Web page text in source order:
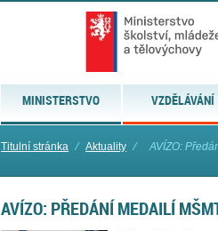
MINISTERSTVO VZDĚLÁVÁNÍ
Titulní stránka ⁄ Aktuality ⁄ AVÍZO:
AVÍZO: PŘEDÁNÍ MEDAILÍ